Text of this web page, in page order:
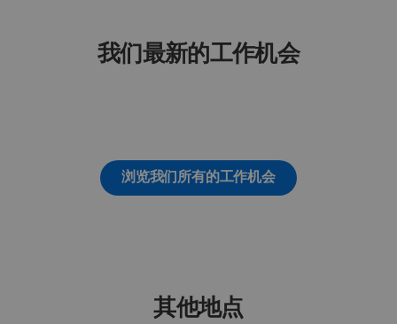
我们最新的工作机会
浏览我们所有的工作机会
其他地点